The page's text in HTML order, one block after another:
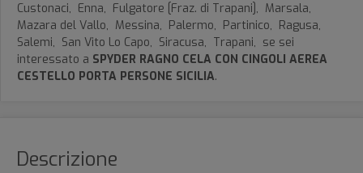
Custonaci, Enna, Fulgatore [Fraz. di Trapani], Marsala,
Mazara del Vallo, Messina, Palermo, Partinico, Ragusa,
Salemi, San Vito Lo Capo, Siracusa, Trapani, se sei
interessato a SPYDER RAGNO CELA CON CINGOLI AEREA
CESTELLO PORTA PERSONE SICILIA.
Descrizione